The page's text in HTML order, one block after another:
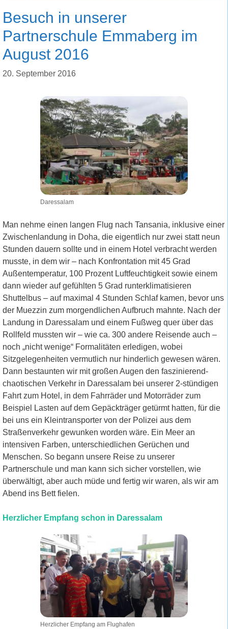
Besuch in unserer
Partnerschule Emmaberg im
August 2016
20. September 2016
Daressalam
Man nehme einen langen Flug nach Tansania, inklusive einer
Zwischenlandung in Doha, die eigentlich nur zwei statt neun
Stunden dauern sollte und in einem Hotel verbracht werden
musste, in dem wir – nach Konfrontation mit 45 Grad
Außentemperatur, 100 Prozent Luftfeuchtigkeit sowie einem
dann wieder auf gefühlten 5 Grad runterklimatisieren
Shuttelbus – auf maximal 4 Stunden Schlaf kamen, bevor uns
der Muezzin zum morgendlichen Aufbruch mahnte. Nach der
Landung in Daressalam und einem Fußweg quer über das
Rollfeld mussten wir – wie ca. 300 andere Reisende auch –
noch „nicht wenige“ Formalitäten erledigen, wobei
Sitzgelegenheiten vermutlich nur hinderlich gewesen wären.
Dann bestaunten wir mit großen Augen den faszinierend-
chaotischen Verkehr in Daressalam bei unserer 2-stündigen
Fahrt zum Hotel, in dem Fahrräder und Motorräder zum
Beispiel Lasten auf dem Gepäckträger getürmt hatten, für die
bei uns ein Kleintransporter von der Polizei aus dem
Straßenverkehr gewunken worden wäre. Ein Meer an
intensiven Farben, unterschiedlichen Gerüchen und
Menschen. So begann unsere Reise zu unserer
Partnerschule und man kann sich sicher vorstellen, wie
überwältigt, aber auch müde und fertig wir waren, als wir am
Abend ins Bett fielen.
Herzlicher Empfang schon in Daressalam
Herzlicher Empfang am Flughafen